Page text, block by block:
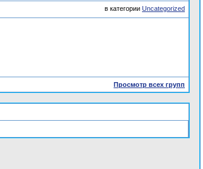
в категории Uncategorized
Просмотр всех групп